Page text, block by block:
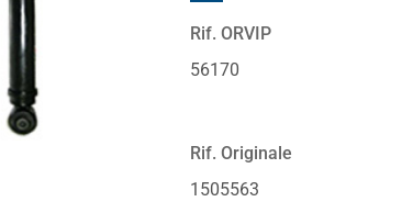
Rif. ORVIP
56170
Rif. Originale
1505563